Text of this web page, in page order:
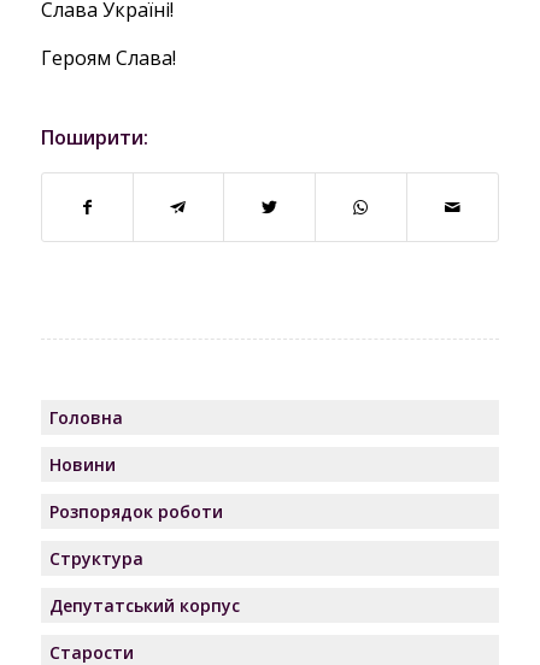
Слава Україні!
Героям Слава!
Поширити:
Головна
Новини
Розпорядок роботи
Структура
Депутатський корпус
Старости